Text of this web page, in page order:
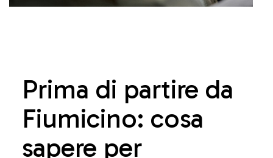
Prima di partire da
Fiumicino: cosa
sapere per